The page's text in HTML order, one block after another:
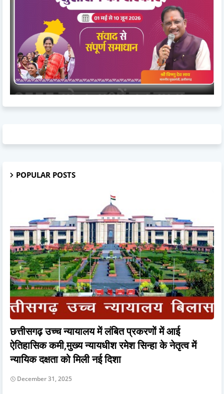
POPULAR POSTS
छत्तीसगढ़ उच्च न्यायालय में लंबित प्रकरणों में आई
ऐतिहासिक कमी,मुख्य न्यायधीश रमेश सिन्हा के नेतृत्व में
न्यायिक दक्षता को मिली नई दिशा
December 31, 2025